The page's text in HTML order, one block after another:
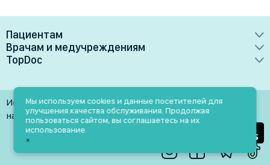
Пациентам
Врачи
Клиники
Лаборатории
Услуги
Блог
Акции и скидки
Врачам и медучреждениям
Преимущества
Медучреждениям
Врачам
TopDoc
Контакты
Помощь
Использование материалов разрешено только при
наличии активной ссылки на источник
Мы используем cookies и данные посетителей для
улучшения качества обслуживания. Продолжая
пользоваться сайтом, вы соглашаетесь на их
использование.
×